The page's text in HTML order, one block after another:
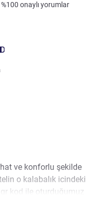
onaylı yorumlar
5
ve konforlu şekilde
o kalabalık icindeki
kod ile oturduğumuz